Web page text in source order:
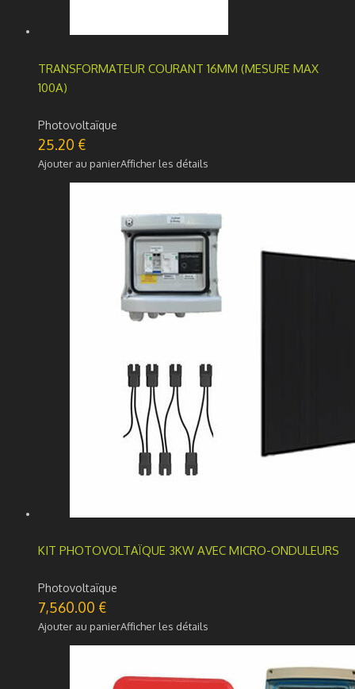
TRANSFORMATEUR COURANT 16MM (MESURE MAX
100A)
Photovoltaïque
25.20 €
Ajouter au panierAfficher les détails
KIT PHOTOVOLTAÏQUE 3KW AVEC MICRO-ONDULEURS
Photovoltaïque
7,560.00 €
Ajouter au panierAfficher les détails